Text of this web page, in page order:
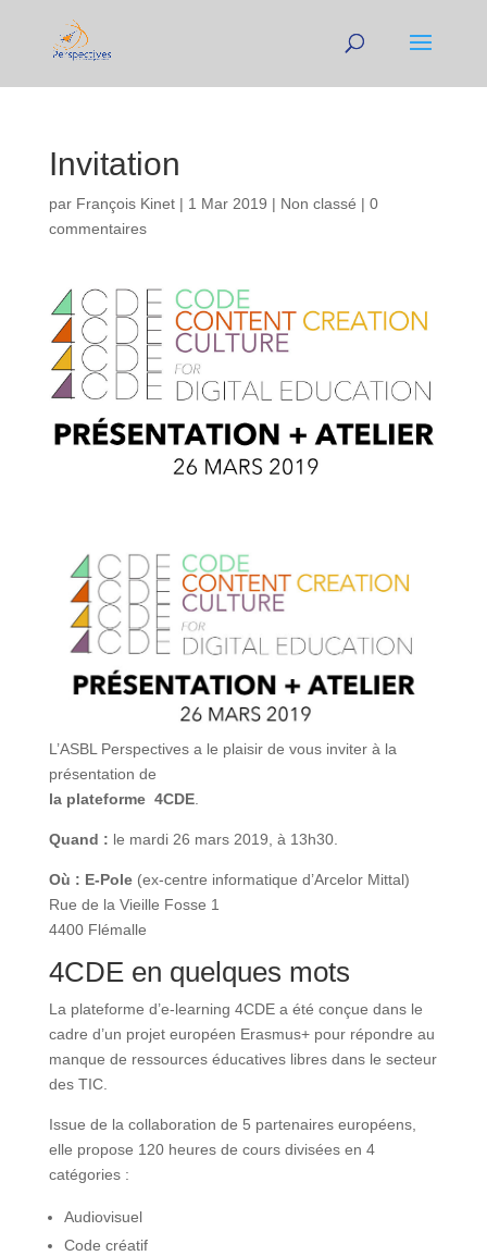
Invitation
par François Kinet| 1 Mar 2019 | Non classé | 0
commentaires
L’ASBL Perspectives a le plaisir de vous inviter à la
présentation de
la plateforme 4CDE.
Quand : le mardi 26 mars 2019, à 13h30.
Où : E-Pole(ex-centre informatique d’Arcelor Mittal)
Rue de la Vieille Fosse 1
4400 Flémalle
4CDE en quelques mots
La plateforme d’e-learning 4CDE a été conçue dans le
cadre d’un projet européen Erasmus+ pour répondre au
manque de ressources éducatives libres dans le secteur
des TIC.
Issue de la collaboration de 5 partenaires européens,
elle propose 120 heures de cours divisées en 4
catégories :
Audiovisuel
Code créatif